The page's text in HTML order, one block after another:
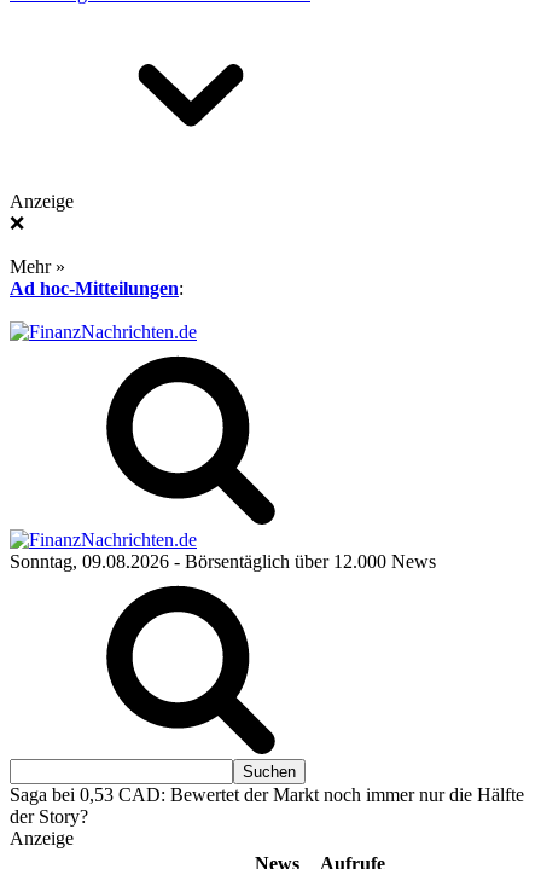
Anzeige
❌
Mehr »
Ad hoc-Mitteilungen:
Sonntag, 09.08.2026 - Börsentäglich über 12.000 News
Saga bei 0,53 CAD: Bewertet der Markt noch immer nur die Hälfte
der Story?
Anzeige
News
Aufrufe